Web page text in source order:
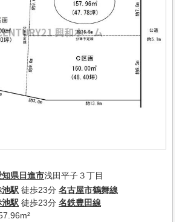
知県日進市浅田平子３丁目
池駅 徒歩23分 名古屋市鶴舞線
池駅 徒歩23分 名鉄豊田線